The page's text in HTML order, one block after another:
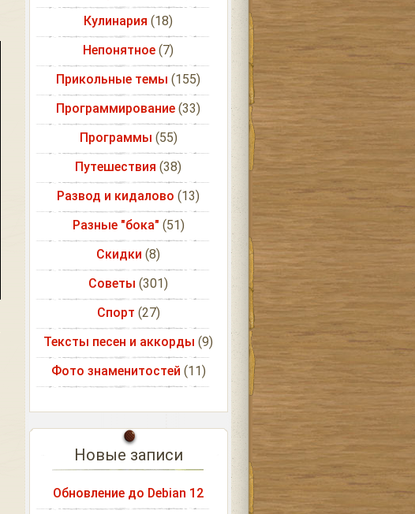
Кулинария (18)
Непонятное (7)
Прикольные темы (155)
Программирование (33)
Программы (55)
Путешествия (38)
Развод и кидалово (13)
Разные "бока" (51)
Скидки (8)
Советы (301)
Спорт (27)
Тексты песен и аккорды (9)
Фото знаменитостей (11)
Новые записи
Обновление до Debian 12